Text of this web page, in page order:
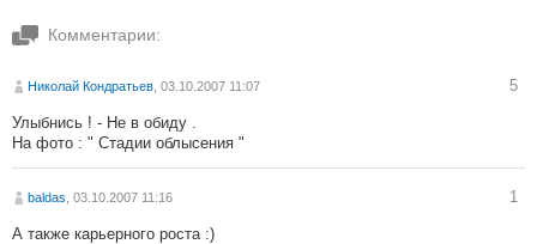
Комментарии:
Николай Кондратьев , 03.10.2007 11:07 5
Улыбнись ! - Не в обиду .
На фото : " Стадии облысения "
baldas , 03.10.2007 11:16 1
А также карьерного роста :)